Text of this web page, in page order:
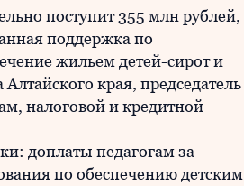
поступит 355 млн рублей,
поддержка по
жильем детей-сирот и
края, председатель
налоговой и кредитной
доплаты педагогам за
по обеспечению детским